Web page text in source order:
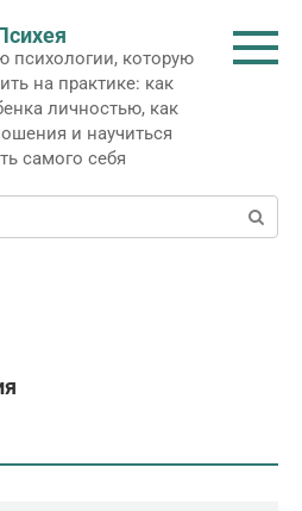
психологии, которую
на практике: как
личностью, как
и научиться
самого себя